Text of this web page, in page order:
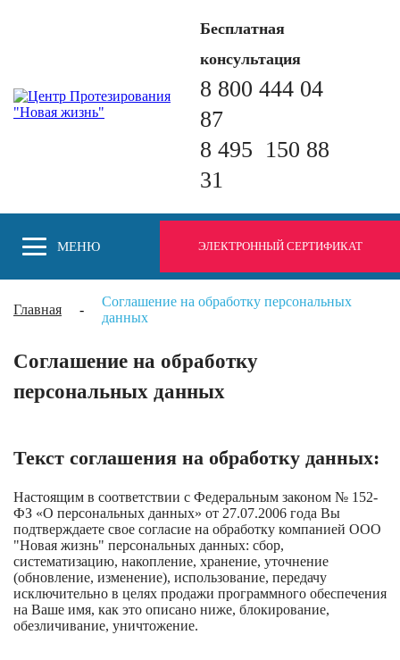
Бесплатная
консультация
8 800 444 04
87
8 495 150 88
31
МЕНЮ ЭЛЕКТРОННЫЙ СЕРТИФИКАТ
Главная -
Соглашение на обработку персональных
данных
Соглашение на обработку
персональных данных
Текст соглашения на обработку данных:
Настоящим в соответствии с Федеральным законом № 152-
ФЗ «О персональных данных» от 27.07.2006 года Вы
подтверждаете свое согласие на обработку компанией ООО
"Новая жизнь" персональных данных: сбор,
систематизацию, накопление, хранение, уточнение
(обновление, изменение), использование, передачу
исключительно в целях продажи программного обеспечения
на Ваше имя, как это описано ниже, блокирование,
обезличивание, уничтожение.